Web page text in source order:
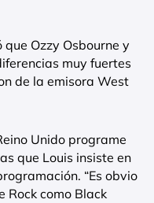
que Ozzy Osbourne y
muy fuertes
de la emisora West
Unido programe
que Louis insiste en
“Es obvio
Rock como Black